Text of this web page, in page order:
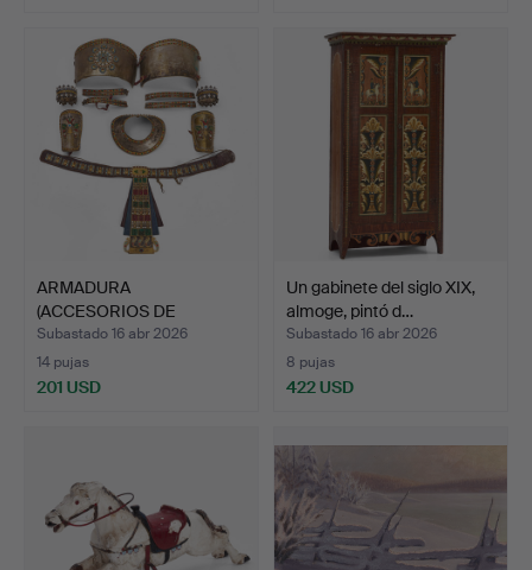
ARMADURA
(ACCESORIOS DE
TEATRO), 8 piezas,…
Subastado 16 abr 2026
14 pujas
201 USD
Un gabinete del siglo XIX,
almoge, pintó d…
Subastado 16 abr 2026
8 pujas
422 USD